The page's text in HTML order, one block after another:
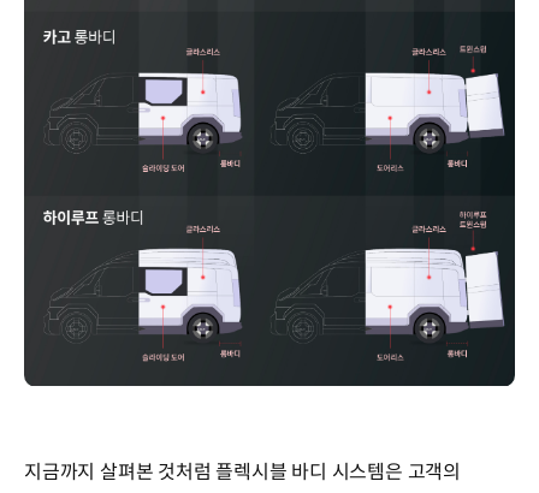
지금까지 살펴본 것처럼 플렉시블 바디 시스템은 고객의